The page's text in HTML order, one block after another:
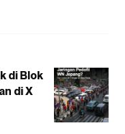
di Blok
di X